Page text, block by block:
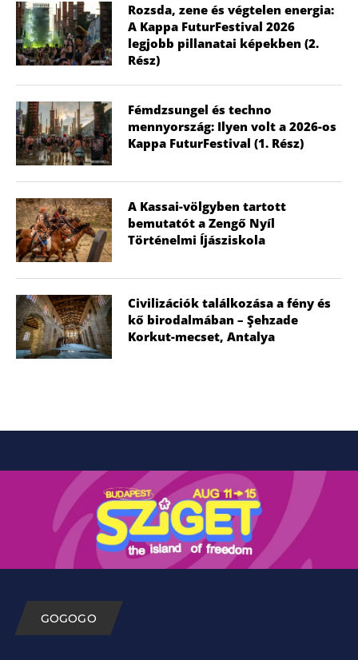
Rozsda, zene és végtelen energia:
A Kappa FuturFestival 2026
legjobb pillanatai képekben (2.
Rész)
Fémdzsungel és techno
mennyország: Ilyen volt a 2026-os
Kappa FuturFestival (1. Rész)
A Kassai-völgyben tartott
bemutatót a Zengő Nyíl
Történelmi Íjásziskola
Civilizációk találkozása a fény és
kő birodalmában – Şehzade
Korkut-mecset, Antalya
GOGOGO